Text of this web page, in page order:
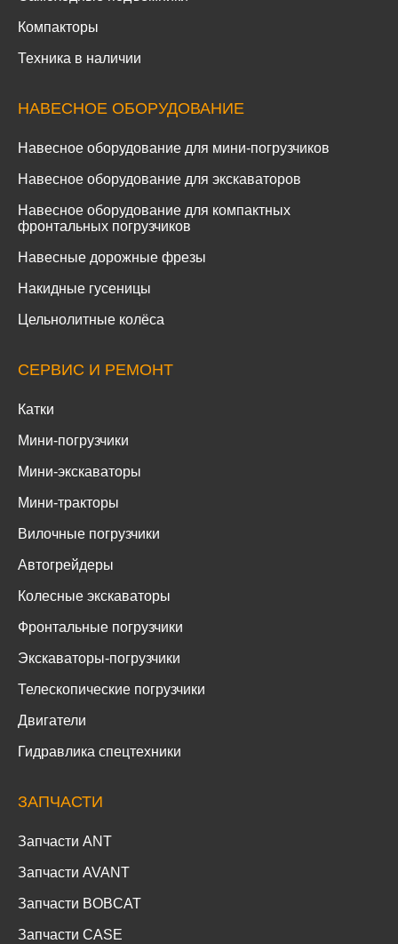
Компакторы
Техника в наличии
НАВЕСНОЕ ОБОРУДОВАНИЕ
Навесное оборудование для мини-погрузчиков
Навесное оборудование для экскаваторов
Навесное оборудование для компактных
фронтальных погрузчиков
Навесные дорожные фрезы
Накидные гусеницы
Цельнолитные колёса
СЕРВИС И РЕМОНТ
Катки
Мини-погрузчики
Мини-экскаваторы
Мини-тракторы
Вилочные погрузчики
Автогрейдеры
Колесные экскаваторы
Фронтальные погрузчики
Экскаваторы-погрузчики
Телескопические погрузчики
Двигатели
Гидравлика спецтехники
ЗАПЧАСТИ
Запчасти ANT
Запчасти AVANT
Запчасти BOBCAT
Запчасти CASE